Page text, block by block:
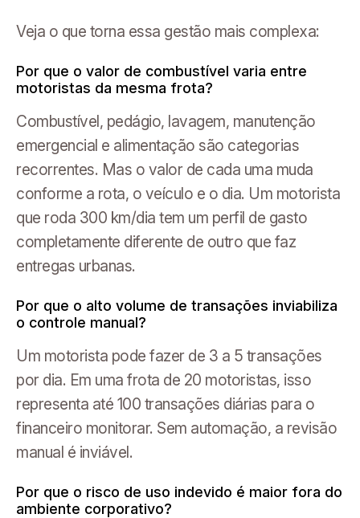
Veja o que torna essa gestão mais complexa:
Por que o valor de combustível varia entre
motoristas da mesma frota?
Combustível, pedágio, lavagem, manutenção
emergencial e alimentação são categorias
recorrentes. Mas o valor de cada uma muda
conforme a rota, o veículo e o dia. Um motorista
que roda 300 km/dia tem um perfil de gasto
completamente diferente de outro que faz
entregas urbanas.
Por que o alto volume de transações inviabiliza
o controle manual?
Um motorista pode fazer de 3 a 5 transações
por dia. Em uma frota de 20 motoristas, isso
representa até 100 transações diárias para o
financeiro monitorar. Sem automação, a revisão
manual é inviável.
Por que o risco de uso indevido é maior fora do
ambiente corporativo?